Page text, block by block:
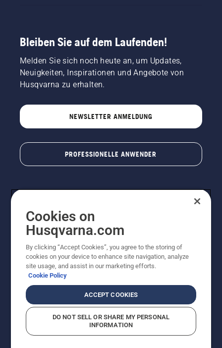
Bleiben Sie auf dem Laufenden!
Melden Sie sich noch heute an, um Updates,
Neuigkeiten, Inspirationen und Angebote von
Husqvarna zu erhalten.
NEWSLETTER ANMELDUNG
PROFESSIONELLE ANWENDER
© Husqvarna AB (publ). Alle Rechte vorbehalten. Bei
den Preisangaben handelt es sich um unverbindliche
Preisempfehlungen in Euro inkl. der gesetzlichen
Preisempfehlungen (inkl. MwSt), es sei denn sie sind für
den direkten Kauf verfügbar.
Cookie-RichtlinieNutzungsbedingungen Datenschutzerklärung
Vermutete Verstöße melden
Cookies on
Husqvarna.com
By clicking “Accept Cookies”, you agree to the storing of
cookies on your device to enhance site navigation, analyze
site usage, and assist in our marketing efforts.
Cookie Policy
ACCEPT COOKIES
DO NOT SELL OR SHARE MY PERSONAL
INFORMATION